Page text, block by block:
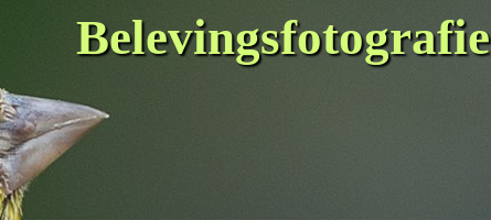
Belevingsfotografie